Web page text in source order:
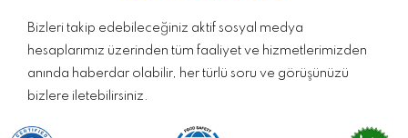
Bizleri takip edebileceğiniz aktif sosyal medya
hesaplarımız üzerinden tüm faaliyet ve hizmetlerimizden
anında haberdar olabilir, her türlü soru ve görüşünüzü
bizlere iletebilirsiniz.